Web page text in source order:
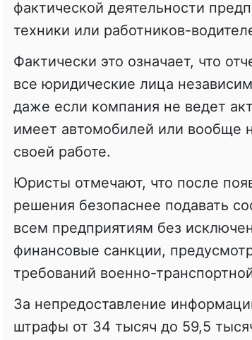
фактической деятельности
техники или работников-
Фактически это означает, что
все юридические лица
даже если компания не ведет
имеет автомобилей или вообще
своей работе.
Юристы отмечают, что после
решения безопаснее подавать
всем предприятиям без
финансовые санкции,
требований военно-
За непредоставление
штрафы от 34 тысяч до 59,5